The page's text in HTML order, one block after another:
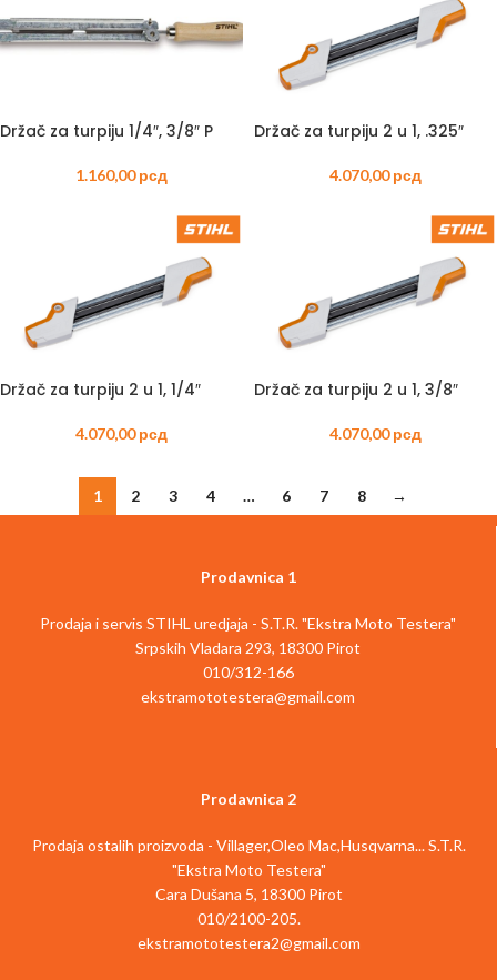
Držač za turpiju 1/4″, 3/8″ P
1.160,00рсд
Držač za turpiju 2 u 1, .325″
4.070,00рсд
Držač za turpiju 2 u 1, 1/4″
4.070,00рсд
Držač za turpiju 2 u 1, 3/8″
4.070,00рсд
1 2 3 4 … 6 7 8 →
Prodavnica 1
Prodaja i servis STIHL uredjaja - S.T.R. "Ekstra Moto Testera"
Srpskih Vladara 293, 18300 Pirot
010/312-166
ekstramototestera@gmail.com
Prodavnica 2
Prodaja ostalih proizvoda - Villager,Oleo Mac,Husqvarna... S.T.R.
"Ekstra Moto Testera"
Cara Dušana 5, 18300 Pirot
010/2100-205.
ekstramototestera2@gmail.com